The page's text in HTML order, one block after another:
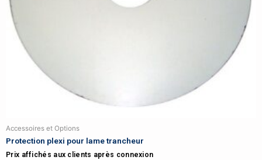
Accessoires et Options
Protection plexi pour lame trancheur
Prix affichés aux clients après connexion